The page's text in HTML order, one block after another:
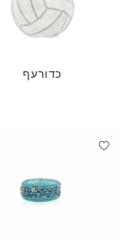
כדורעף